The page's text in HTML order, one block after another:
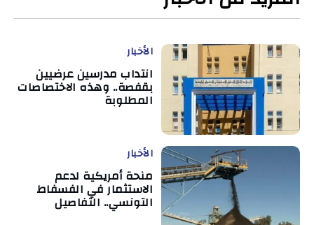
الأخبار
انتداب مدرسين عرضيين
بقفصة.. وهذه الاختصاصات
المطلوبة
الأخبار
منحة أمريكية لدعم
الاستثمار في الفسفاط
التونسي.. التفاصيل